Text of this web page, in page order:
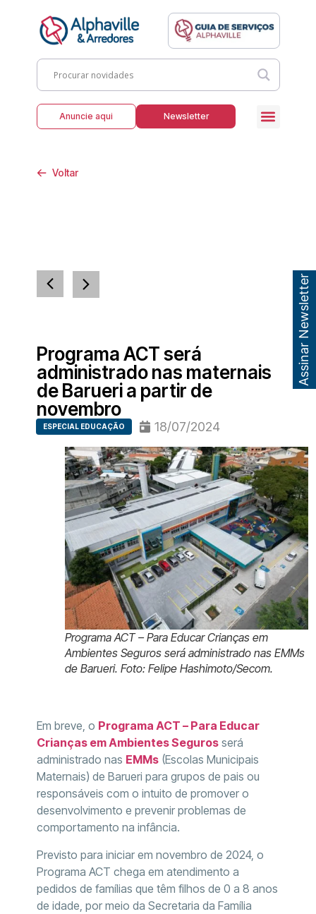
Anuncie aqui Newsletter
Voltar
Programa ACT será
administrado nas maternais
de Barueri a partir de
novembro
ESPECIAL EDUCAÇÃO 18/07/2024
Programa ACT – Para Educar Crianças em
Ambientes Seguros será administrado nas EMMs
de Barueri. Foto: Felipe Hashimoto/Secom.
Em breve, o Programa ACT – Para Educar
Crianças em Ambientes Segurosserá
administrado nas EMMs (Escolas Municipais
Maternais) de Barueri para grupos de pais ou
responsáveis com o intuito de promover o
desenvolvimento e prevenir problemas de
comportamento na infância.
Previsto para iniciar em novembro de 2024, o
Programa ACT chega em atendimento a
pedidos de famílias que têm filhos de 0 a 8 anos
de idade, por meio da Secretaria da Família
Assinar Newsletter